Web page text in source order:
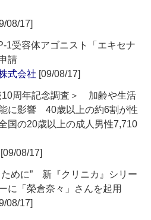
08/17]
1受容体アゴニスト「エキセナ
請
式会社 [09/08/17]
10周年記念調査＞ 加齢や生活
に影響 40歳以上の約6割が性
国の20歳以上の成人男性7,710
[09/08/17]
ために” 新『クリニカ』シリー
に「榮倉奈々」さんを起用
08/17]